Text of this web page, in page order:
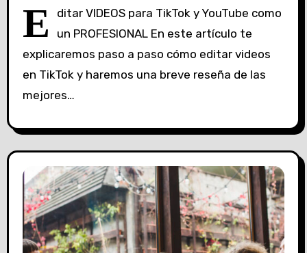
E
ditar VIDEOS para TikTok y YouTube como
un PROFESIONAL En este artículo te
explicaremos paso a paso cómo editar videos
en TikTok y haremos una breve reseña de las
mejores…